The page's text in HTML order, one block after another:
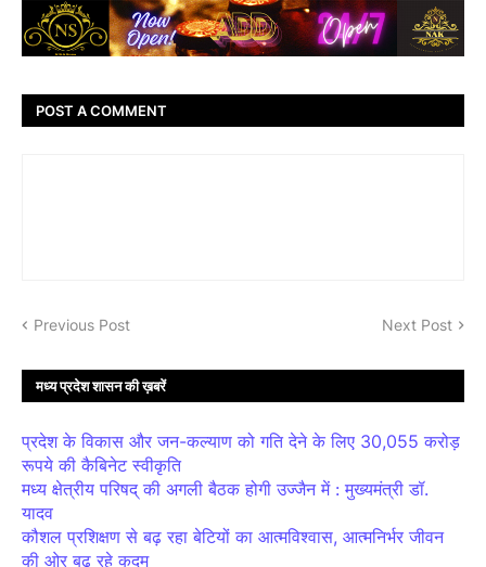
POST A COMMENT
Previous Post Next Post
मध्य प्रदेश शासन की ख़बरें
प्रदेश के विकास और जन-कल्याण को गति देने के लिए 30,055 करोड़
रूपये की कैबिनेट स्वीकृति
मध्य क्षेत्रीय परिषद् की अगली बैठक होगी उज्जैन में : मुख्यमंत्री डॉ.
यादव
कौशल प्रशिक्षण से बढ़ रहा बेटियों का आत्मविश्वास, आत्मनिर्भर जीवन
की ओर बढ़ रहे कदम